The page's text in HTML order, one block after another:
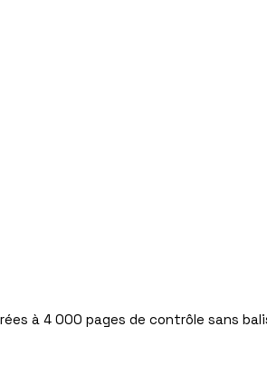
à 4 000 pages de contrôle sans